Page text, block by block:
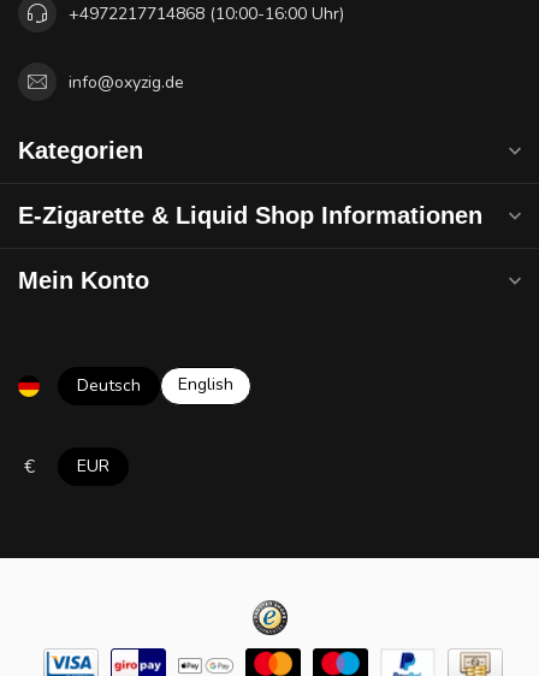
+4972217714868 (10:00-16:00 Uhr)
info@oxyzig.de
Kategorien
E-Zigarette & Liquid Shop Informationen
Mein Konto
Deutsch English
€ EUR